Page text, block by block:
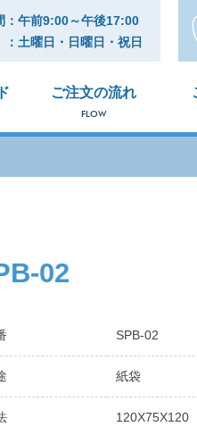
：午前9:00～午後17:00
土曜日・日曜日・祝日
ご注文の流れ
FLOW
02
SPB-02
紙袋
120X75X120